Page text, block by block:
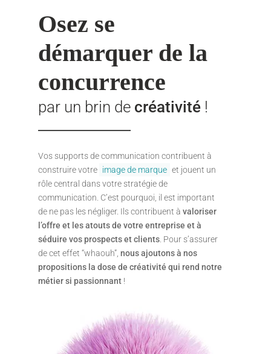
Osez se
démarquer de la
concurrence
par un brin de créativité !
Vos supports de communication contribuent à
construire votre image de marque et jouent un
rôle central dans votre stratégie de
communication. C’est pourquoi, il est important
de ne pas les négliger. Ils contribuent à valoriser
l’offre et les atouts de votre entreprise et à
séduire vos prospects et clients. Pour s’assurer
de cet effet “whaouh”, nous ajoutons à nos
propositions la dose de créativité qui rend notre
métier si passionnant!